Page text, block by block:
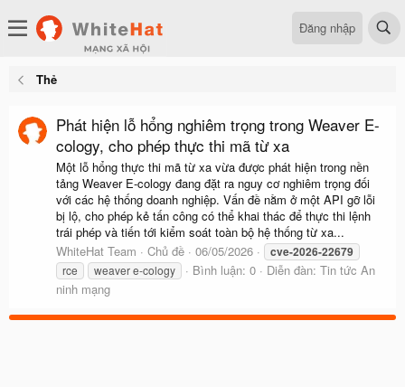
Đăng nhập
Thẻ
Phát hiện lỗ hổng nghiêm trọng trong Weaver E-
cology, cho phép thực thi mã từ xa
Một lỗ hổng thực thi mã từ xa vừa được phát hiện trong nền
tảng Weaver E-cology đang đặt ra nguy cơ nghiêm trọng đối
với các hệ thống doanh nghiệp. Vấn đề nằm ở một API gỡ lỗi
bị lộ, cho phép kẻ tấn công có thể khai thác để thực thi lệnh
trái phép và tiến tới kiểm soát toàn bộ hệ thống từ xa...
WhiteHat Team
Chủ đề 06/05/2026 cve-2026-22679
rce weaver e-cology Bình luận: 0 Diễn đàn: Tin tức An
ninh mạng